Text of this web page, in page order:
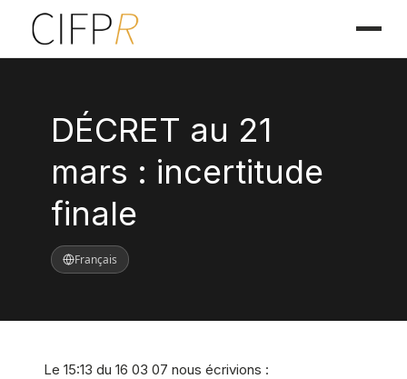
DÉCRET au 21
mars : incertitude
finale
Français
Le 15:13 du 16 03 07 nous écrivions :